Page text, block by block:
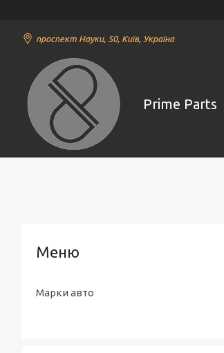
проспект Науки, 50, Київ, Україна
Prime Parts
Марки авто